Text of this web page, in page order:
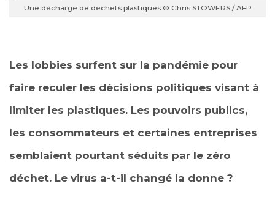
Une décharge de déchets plastiques © Chris STOWERS / AFP
Les lobbies surfent sur la pandémie pour
faire reculer les décisions politiques visant à
limiter les plastiques. Les pouvoirs publics,
les consommateurs et certaines entreprises
semblaient pourtant séduits par le zéro
déchet. Le virus a-t-il changé la donne ?